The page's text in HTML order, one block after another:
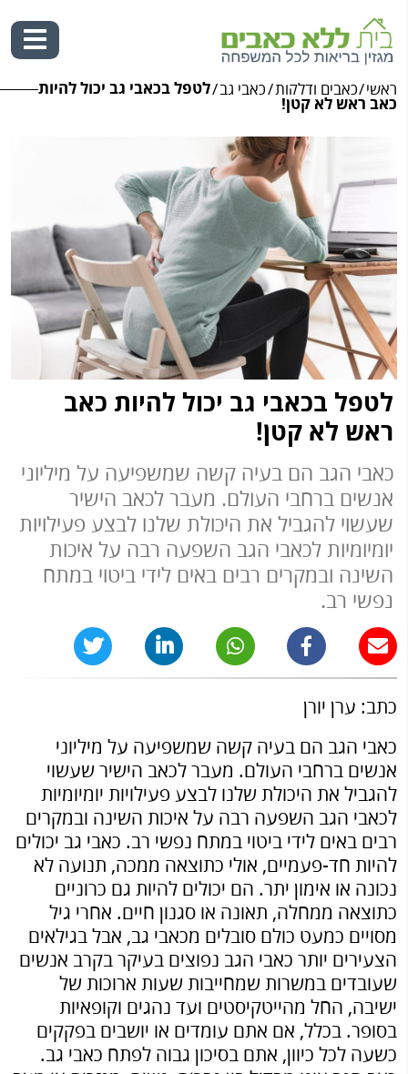
ראשי/כאבים ודלקות/כאבי גב/לטפל בכאבי גב יכול להיות
כאב ראש לא קטן!
לטפל בכאבי גב יכול להיות כאב
ראש לא קטן!
כאבי הגב הם בעיה קשה שמשפיעה על מיליוני
אנשים ברחבי העולם. מעבר לכאב הישיר
שעשוי להגביל את היכולת שלנו לבצע פעילויות
יומיומיות לכאבי הגב השפעה רבה על איכות
השינה ובמקרים רבים באים לידי ביטוי במתח
נפשי רב.
כתב: ערן יורן
כאבי הגב הם בעיה קשה שמשפיעה על מיליוני
אנשים ברחבי העולם. מעבר לכאב הישיר שעשוי
להגביל את היכולת שלנו לבצע פעילויות יומיומיות
לכאבי הגב השפעה רבה על איכות השינה ובמקרים
רבים באים לידי ביטוי במתח נפשי רב. כאבי גב יכולים
להיות חד-פעמיים, אולי כתוצאה ממכה, תנועה לא
נכונה או אימון יתר. הם יכולים להיות גם כרוניים
כתוצאה ממחלה, תאונה או סגנון חיים. אחרי גיל
מסויים כמעט כולם סובלים מכאבי גב, אבל בגילאים
הצעירים יותר כאבי הגב נפוצים בעיקר בקרב אנשים
שעובדים במשרות שמחייבות שעות ארוכות של
ישיבה, החל מהייטקיסטים ועד נהגים וקופאיות
בסופר. בכלל, אם אתם עומדים או יושבים בפקקים
כשעה לכל כיוון, אתם בסיכון גבוה לפתח כאבי גב.